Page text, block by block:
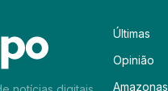
Últimas
Opinião
Amazonas